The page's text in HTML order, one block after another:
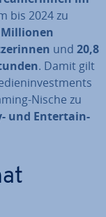
bis 2024 zu
Millionen
und 20,8
. Damit gilt
Nische zu
und En­ter­tain­